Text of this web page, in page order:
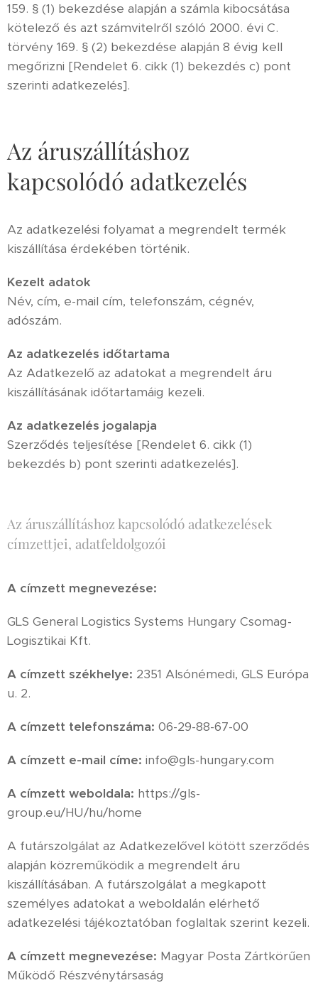
159. § (1) bekezdése alapján a számla kibocsátása
kötelező és azt számvitelről szóló 2000. évi C.
törvény 169. § (2) bekezdése alapján 8 évig kell
megőrizni [Rendelet 6. cikk (1) bekezdés c) pont
szerinti adatkezelés].
Az áruszállításhoz
kapcsolódó adatkezelés
Az adatkezelési folyamat a megrendelt termék
kiszállítása érdekében történik.
Kezelt adatok
Név, cím, e-mail cím, telefonszám, cégnév,
adószám.
Az adatkezelés időtartama
Az Adatkezelő az adatokat a megrendelt áru
kiszállításának időtartamáig kezeli.
Az adatkezelés jogalapja
Szerződés teljesítése [Rendelet 6. cikk (1)
bekezdés b) pont szerinti adatkezelés].
Az áruszállításhoz kapcsolódó adatkezelések
címzettjei, adatfeldolgozói
A címzett megnevezése:
GLS General Logistics Systems Hungary Csomag-
Logisztikai Kft.
A címzett székhelye: 2351 Alsónémedi, GLS Európa
u. 2.
A címzett telefonszáma: 06-29-88-67-00
A címzett e-mail címe: info@gls-hungary.com
A címzett weboldala: https://gls-
group.eu/HU/hu/home
A futárszolgálat az Adatkezelővel kötött szerződés
alapján közreműködik a megrendelt áru
kiszállításában. A futárszolgálat a megkapott
személyes adatokat a weboldalán elérhető
adatkezelési tájékoztatóban foglaltak szerint kezeli.
A címzett megnevezése: Magyar Posta Zártkörűen
Működő Részvénytársaság